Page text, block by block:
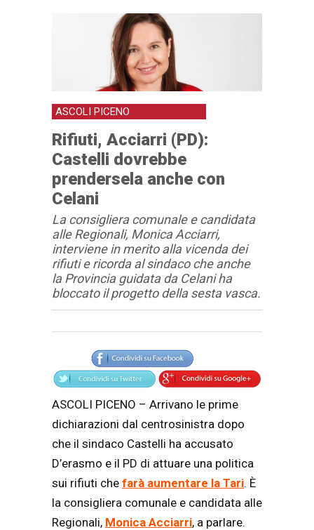
ASCOLI PICENO
Rifiuti, Acciarri (PD):
Castelli dovrebbe
prendersela anche con
Celani
La consigliera comunale e candidata
alle Regionali, Monica Acciarri,
interviene in merito alla vicenda dei
rifiuti e ricorda al sindaco che anche
la Provincia guidata da Celani ha
bloccato il progetto della sesta vasca.
Articolo
Testo articolo principale
ASCOLI PICENO – Arrivano le prime
dichiarazioni dal centrosinistra dopo
che il sindaco Castelli ha accusato
D’erasmo e il PD di attuare una politica
sui rifiuti che farà aumentare la Tari. È
la consigliera comunale e candidata alle
Regionali, Monica Acciarri, a parlare.